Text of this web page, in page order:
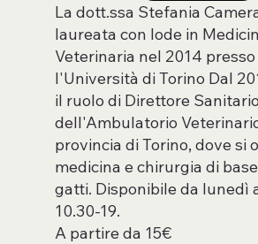
La dott.ssa Stefania
laureata con lode in
Veterinaria nel 2014 presso
l'Università di Torino Dal
il ruolo di Direttore Sanitario
dell'Ambulatorio
provincia di Torino, dove si
medicina e chirurgia di
gatti. Disponibile da lunedì
10.30-19.
A partire da 15€